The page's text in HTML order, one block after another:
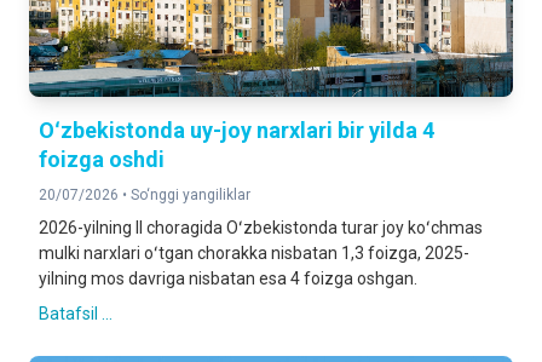
Oʻzbekistonda uy-joy narxlari bir yilda 4
foizga oshdi
20/07/2026 • So‘nggi yangiliklar
2026-yilning II choragida Oʻzbekistonda turar joy koʻchmas
mulki narxlari oʻtgan chorakka nisbatan 1,3 foizga, 2025-
yilning mos davriga nisbatan esa 4 foizga oshgan.
Batafsil ...